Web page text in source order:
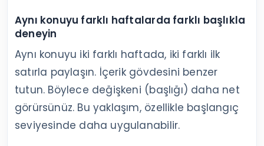
Aynı konuyu farklı haftalarda farklı başlıkla
deneyin
Aynı konuyu iki farklı haftada, iki farklı ilk
satırla paylaşın. İçerik gövdesini benzer
tutun. Böylece değişkeni (başlığı) daha net
görürsünüz. Bu yaklaşım, özellikle başlangıç
seviyesinde daha uygulanabilir.